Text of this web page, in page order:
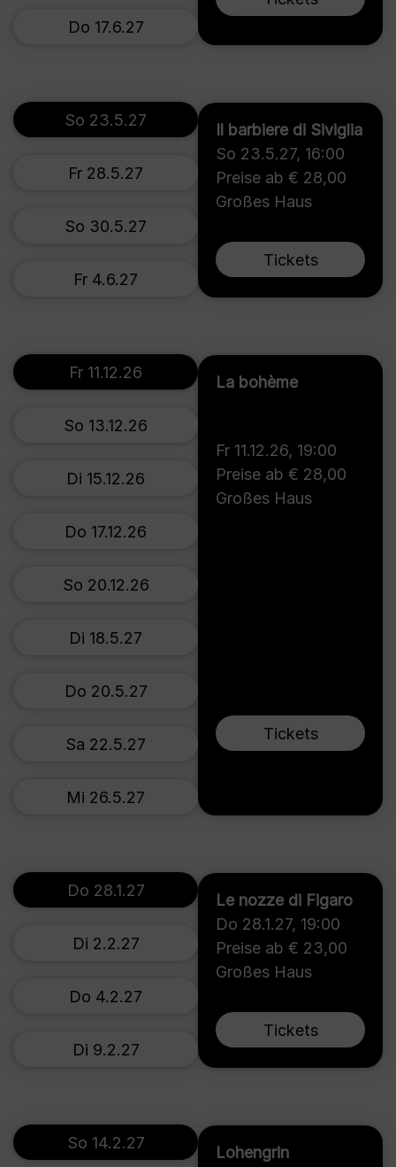
Do 17.6.27
Il barbiere di Siviglia
So 23.5.27, 16:00
Preise ab € 28,00
Großes Haus
Tickets
So 23.5.27
Fr 28.5.27
So 30.5.27
Fr 4.6.27
La bohème
Fr 11.12.26, 19:00
Preise ab € 28,00
Großes Haus
Tickets
Fr 11.12.26
So 13.12.26
Di 15.12.26
Do 17.12.26
So 20.12.26
Di 18.5.27
Do 20.5.27
Sa 22.5.27
Mi 26.5.27
Le nozze di Figaro
Do 28.1.27, 19:00
Preise ab € 23,00
Großes Haus
Tickets
Do 28.1.27
Di 2.2.27
Do 4.2.27
Di 9.2.27
Lohengrin
So 14.2.27